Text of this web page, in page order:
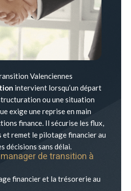
Valenciennes
intervient lorsqu’un départ
ou une situation
exige une reprise en main
finance. Il sécurise les flux,
et remet le pilotage financier au
décisions sans délai.
de transition à
financier et la trésorerie au